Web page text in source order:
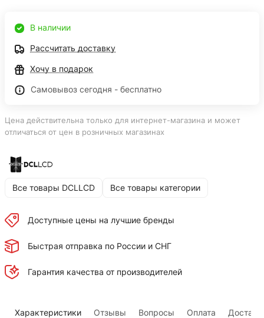
В наличии
Рассчитать доставку
Хочу в подарок
Самовывоз сегодня - бесплатно
Цена действительна только для интернет-магазина и может
отличаться от цен в розничных магазинах
Все товары DCLLCD Все товары категории
Доступные цены на лучшие бренды
Быстрая отправка по России и СНГ
Гарантия качества от производителей
Характеристики Отзывы Вопросы Оплата